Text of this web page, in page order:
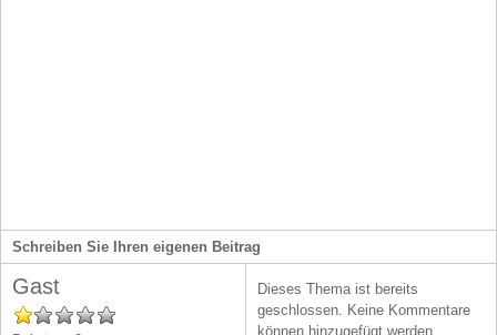
Schreiben Sie Ihren eigenen Beitrag
Gast
Dieses Thema ist bereits
geschlossen. Keine Kommentare
können hinzugefügt werden.